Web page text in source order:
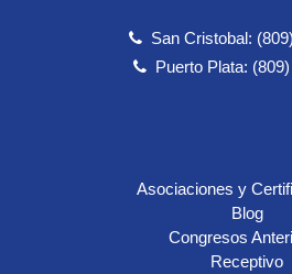
San Cristobal:
Puerto Plata:
Asociaciones y
Blog
Congresos
Receptivo